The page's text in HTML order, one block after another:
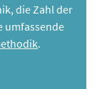
die Zahl der
umfassende
.